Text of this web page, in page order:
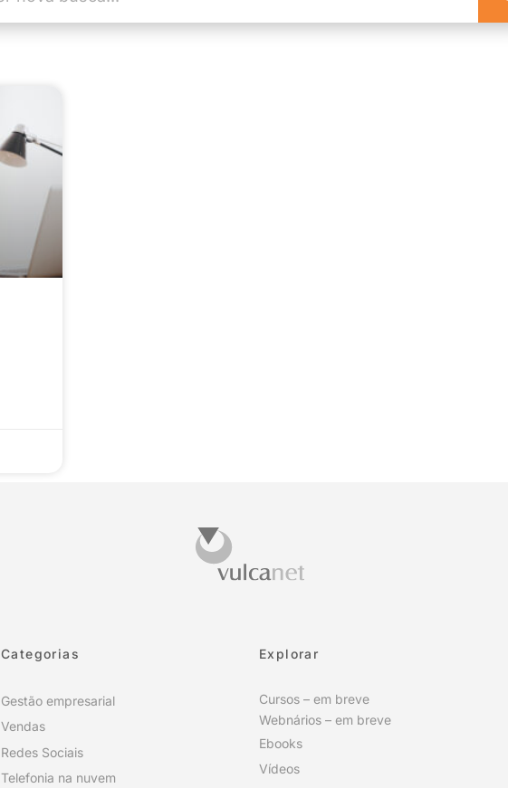
Categorias
Gestão empresarial
Vendas
Redes Sociais
Telefonia na nuvem
Explorar
Cursos – em breve
Webnários – em breve
Ebooks
Vídeos